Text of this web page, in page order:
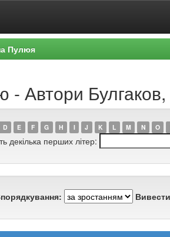
Пулюя
- Автори
D E F G H I J K L M N O
декілька перших літер: